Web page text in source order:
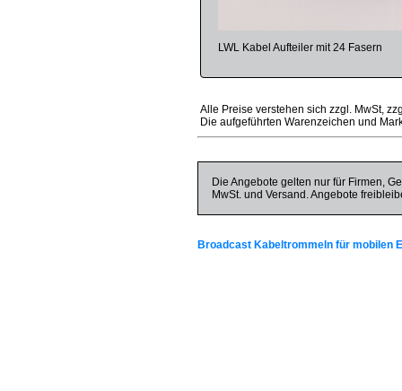
LWL Kabel Aufteiler mit 24 Fasern
Alle Preise verstehen sich zzgl. MwSt,
Die aufgeführten Warenzeichen und
Die Angebote gelten nur für Firmen,
MwSt. und Versand. Angebote
Broadcast Kabeltrommeln für mobilen